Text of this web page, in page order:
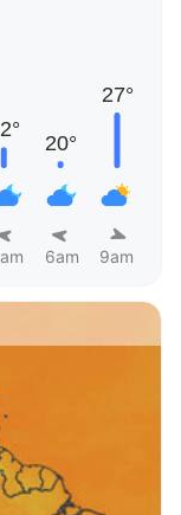
6am 9am